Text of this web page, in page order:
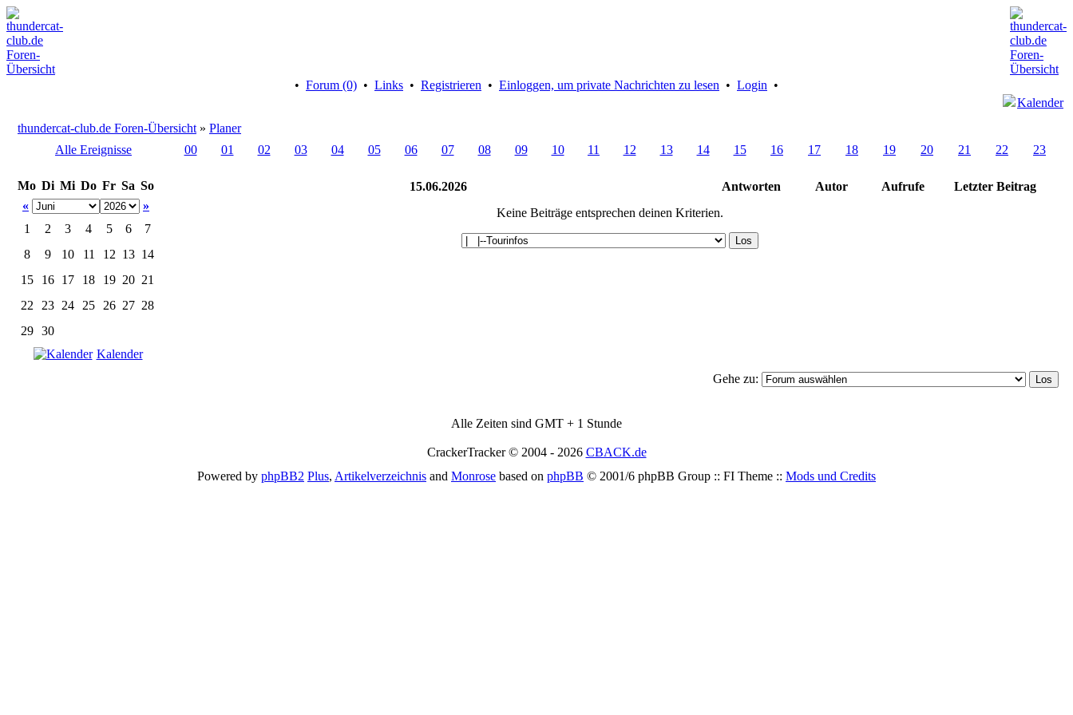
• Forum (0) • Links • Registrieren • Einloggen, um private Nachrichten zu lesen • Login •
Kalender
thundercat-club.de Foren-Übersicht » Planer
Alle Ereignisse
00 01 02 03 04 05 06 07 08 09 10 11 12 13 14 15 16 17 18 19 20 21 22 23
Mo Di Mi Do Fr Sa So
«
»
1
2 3 4 5 6
7
8
9 10 11 12 13 14
15
16 17 18 19 20 21
22
23 24 25 26 27 28
29
30
Kalender
15.06.2026 Antworten Autor Aufrufe
Letzter Beitrag
Keine Beiträge entsprechen deinen Kriterien.
Gehe zu:
Alle Zeiten sind GMT + 1 Stunde
CrackerTracker © 2004 - 2026 CBACK.de
Powered by phpBB2 Plus, Artikelverzeichnis and Monrose based on phpBB © 2001/6 phpBB Group :: FI Theme :: Mods und Credits